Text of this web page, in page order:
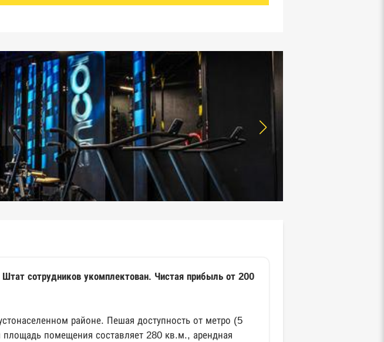
сотрудников укомплектован. Чистая прибыль от 200
районе. Пешая доступность от метро (5
помещения составляет 280 кв.м., арендная